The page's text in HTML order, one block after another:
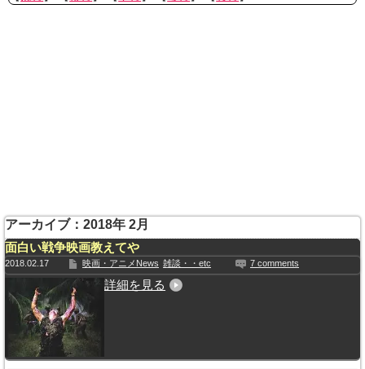
アーカイブ：2018年 2月
面白い戦争映画教えてや
2018.02.17 映画・アニメNews 雑談・・etc 7 comments
詳細を見る